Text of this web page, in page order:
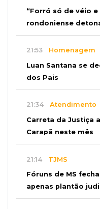
“Forró só de véio
rondoniense
21:53 Homenagem
Luan Santana se
dos Pais
21:34 Atendimento
Carreta da Justiça
Carapã neste mês
21:14 TJMS
Fóruns de MS
apenas plantão